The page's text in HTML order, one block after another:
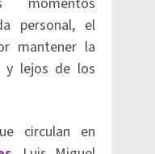
personal, el
mantener la
y lejos de los
circulan en